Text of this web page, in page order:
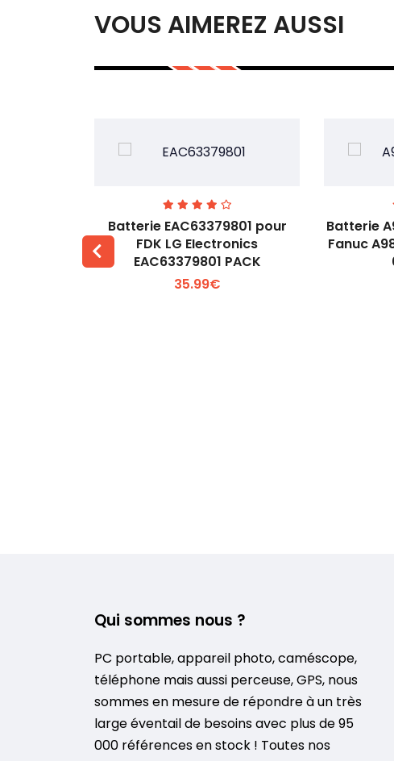
VOUS AIMEREZ AUSSI
Voir plus +
Batterie EAC63379801 pour
FDK LG EIectronics
EAC63379801 PACK
35.99€
Batterie
Fanuc
Qui sommes nous ?
PC portable, appareil photo, caméscope,
téléphone mais aussi perceuse, GPS, nous
sommes en mesure de répondre à un très
large éventail de besoins avec plus de 95
000 références en stock ! Toutes nos